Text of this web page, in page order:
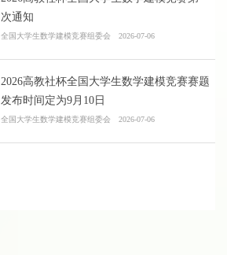
次通知
全国大学生数学建模竞赛组委会 2026-07-06
2026高教社杯全国大学生数学建模竞赛赛题
发布时间定为9月10日
全国大学生数学建模竞赛组委会 2026-07-06